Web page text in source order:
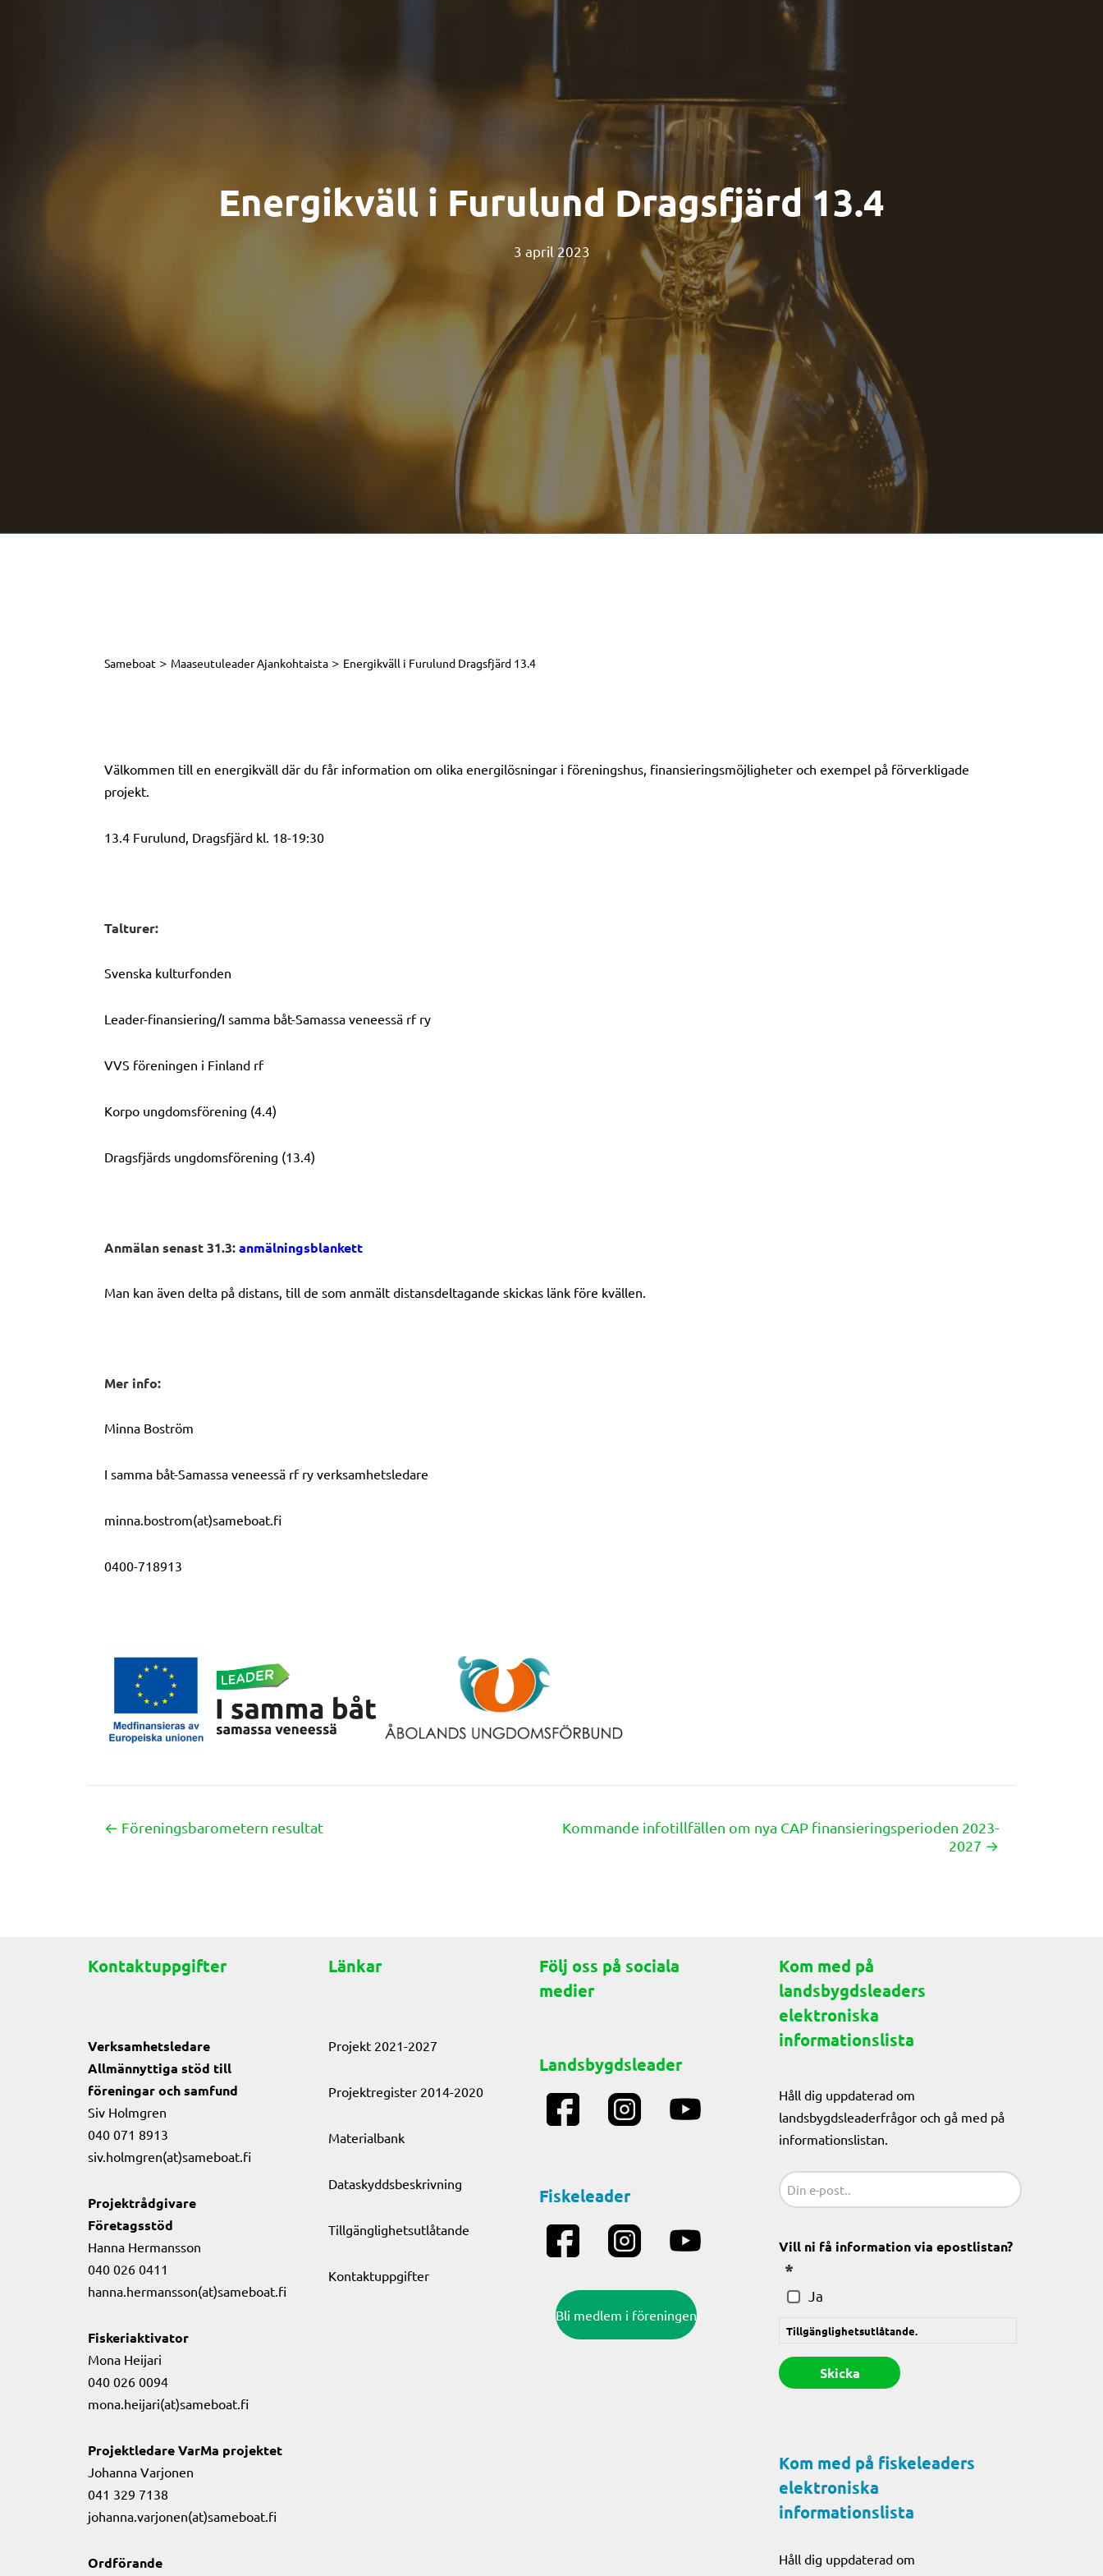
Energikväll i Furulund Dragsfjärd 13.4
3 april 2023
Sameboat > Maaseutuleader Ajankohtaista > Energikväll i Furulund Dragsfjärd 13.4
Välkommen till en energikväll där du får information om olika energilösningar i föreningshus, finansieringsmöjligheter och exempel på förverkligade
projekt.
13.4 Furulund, Dragsfjärd kl. 18-19:30
Talturer:
Svenska kulturfonden
Leader-finansiering/I samma båt-Samassa veneessä rf ry
VVS föreningen i Finland rf
Korpo ungdomsförening (4.4)
Dragsfjärds ungdomsförening (13.4)
Anmälan senast 31.3:anmälningsblankett
Man kan även delta på distans, till de som anmält distansdeltagande skickas länk före kvällen.
Mer info:
Minna Boström
I samma båt-Samassa veneessä rf ry verksamhetsledare
minna.bostrom(at)sameboat.fi
0400-718913
Posts
← Föreningsbarometern resultat
Kommande infotillfällen om nya CAP finansieringsperioden 2023-
2027 →
Kontaktuppgifter
Verksamhetsledare
Allmännyttiga stöd till
föreningar och samfund
Siv Holmgren
040 071 8913
siv.holmgren(at)sameboat.fi
Projektrådgivare
Företagsstöd
Hanna Hermansson
040 026 0411
hanna.hermansson(at)sameboat.fi
Fiskeriaktivator
Mona Heijari
040 026 0094
mona.heijari(at)sameboat.fi
Projektledare VarMa projektet
Johanna Varjonen
041 329 7138
johanna.varjonen(at)sameboat.fi
Ordförande
Länkar
Projekt 2021-2027
Projektregister 2014-2020
Materialbank
Dataskyddsbeskrivning
Tillgänglighetsutlåtande
Kontaktuppgifter
Följ oss på sociala
medier
Landsbygdsleader
Fiskeleader
Bli medlem i föreningen
Kom med på
landsbygdsleaders
elektroniska
informationslista
Håll dig uppdaterad om
landsbygdsleaderfrågor och gå med på
informationslistan.
Sähköposti
Vill ni få information via epostlistan?
Ja
Tillgänglighetsutlåtande.
Kom med på fiskeleaders
elektroniska
informationslista
Håll dig uppdaterad om